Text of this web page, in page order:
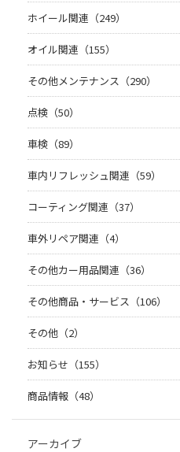
ホイール関連（249）
オイル関連（155）
その他メンテナンス（290）
点検（50）
車検（89）
車内リフレッシュ関連（59）
コーティング関連（37）
車外リペア関連（4）
その他カー用品関連（36）
その他商品・サービス（106）
その他（2）
お知らせ（155）
商品情報（48）
アーカイブ